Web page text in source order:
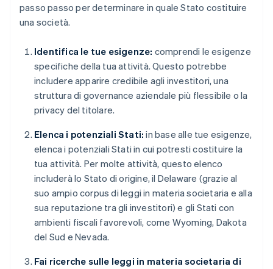
passo passo per determinare in quale Stato costituire
una società.
Identifica le tue esigenze: comprendi le esigenze
specifiche della tua attività. Questo potrebbe
includere apparire credibile agli investitori, una
struttura di governance aziendale più flessibile o la
privacy del titolare.
Elenca i potenziali Stati: in base alle tue esigenze,
elenca i potenziali Stati in cui potresti costituire la
tua attività. Per molte attività, questo elenco
includerà lo Stato di origine, il Delaware (grazie al
suo ampio corpus di leggi in materia societaria e alla
sua reputazione tra gli investitori) e gli Stati con
ambienti fiscali favorevoli, come Wyoming, Dakota
del Sud e Nevada.
Fai ricerche sulle leggi in materia societaria di